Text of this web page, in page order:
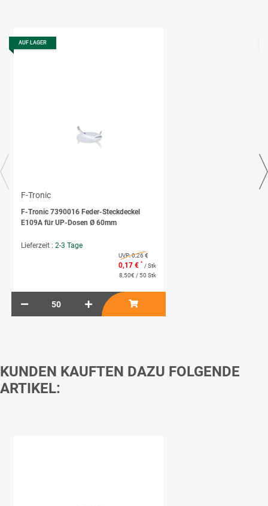
AUF LAGER
F-Tronic
F-Tronic 7390016 Feder-Steckdeckel
E109A für UP-Dosen Ø 60mm
Lieferzeit : 2-3 Tage
UVP:0,26 €
0,17 € * / Stk
8,50€ / 50 Stk
KUNDEN KAUFTEN DAZU FOLGENDE
ARTIKEL: